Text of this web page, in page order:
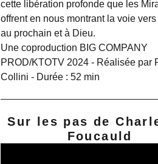
cette libération profonde que les
offrent en nous montrant la voie vers
au prochain et à Dieu.
Une coproduction BIG COMPANY
PROD/KTOTV 2024 - Réalisée par
Collini - Durée : 52 min
Sur les pas de
Foucauld